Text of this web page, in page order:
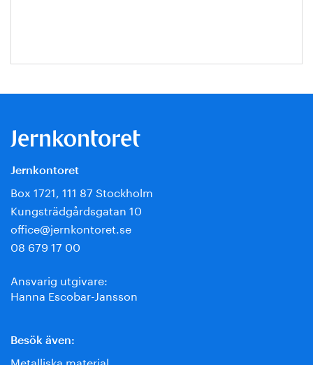
Jernkontoret
Box 1721, 111 87 Stockholm
Kungsträdgårdsgatan 10
office@jernkontoret.se
08 679 17 00
Ansvarig utgivare:
Hanna Escobar-Jansson
Besök även:
Metalliska material